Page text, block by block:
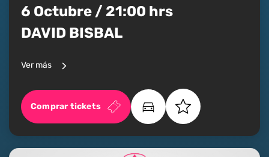
6 Octubre / 21:00 hrs
DAVID BISBAL
Ver más
Comprar tickets